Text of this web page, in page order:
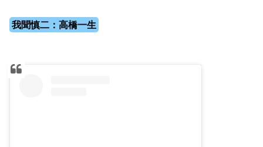
我聞慎二：高橋一生